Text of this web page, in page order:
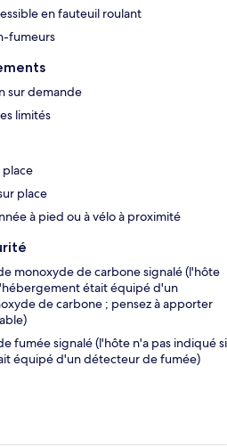
en fauteuil roulant
fumeurs
sur demande
limités
place
place
à pied ou à vélo à proximité
monoxyde de carbone signalé (l'hôte
était équipé d'un
de carbone ; pensez à apporter
fumée signalé (l'hôte n'a pas indiqué si
équipé d'un détecteur de fumée)